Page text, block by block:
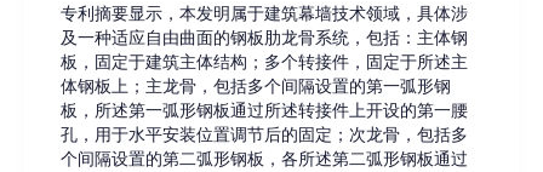
专利摘要显示，本发明属于建筑幕墙技术领域，具体涉
及一种适应自由曲面的钢板肋龙骨系统，包括：主体钢
板，固定于建筑主体结构；多个转接件，固定于所述主
体钢板上；主龙骨，包括多个间隔设置的第一弧形钢
板，所述第一弧形钢板通过所述转接件上开设的第一腰
孔，用于水平安装位置调节后的固定；次龙骨，包括多
个间隔设置的第二弧形钢板，各所述第二弧形钢板通过